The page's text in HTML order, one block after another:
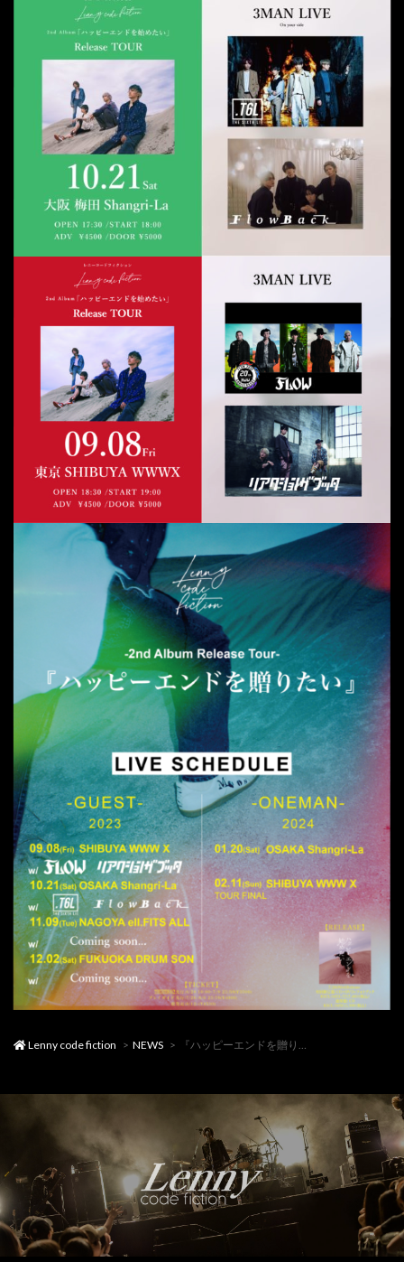
Lenny code fiction NEWS 『ハッピーエンドを贈りたい』-大阪-対バンアーティスト発表！